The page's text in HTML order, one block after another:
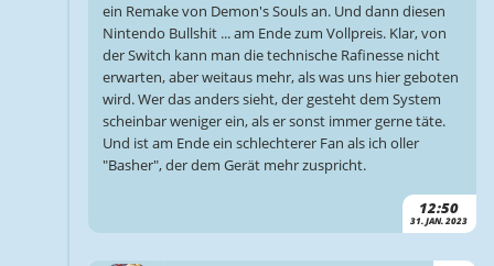
12:50
31. JAN. 2023
ein Remake von Demon's Souls an. Und dann diesen
Nintendo Bullshit ... am Ende zum Vollpreis. Klar, von
der Switch kann man die technische Rafinesse nicht
erwarten, aber weitaus mehr, als was uns hier geboten
wird. Wer das anders sieht, der gesteht dem System
scheinbar weniger ein, als er sonst immer gerne täte.
Und ist am Ende ein schlechterer Fan als ich oller
"Basher", der dem Gerät mehr zuspricht.